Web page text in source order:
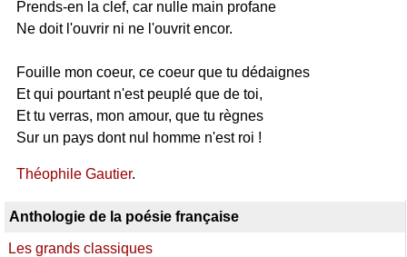
Prends-en la clef, car nulle main profane
Ne doit l'ouvrir ni ne l'ouvrit encor.
Fouille mon coeur, ce coeur que tu dédaignes
Et qui pourtant n'est peuplé que de toi,
Et tu verras, mon amour, que tu règnes
Sur un pays dont nul homme n'est roi !
Théophile Gautier.
Anthologie de la poésie française
Les grands classiques